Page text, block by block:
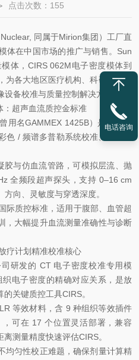
点击次数：155
同属于Mirion集团）工厂直
体在中国市场的推广与销售。Sun
体，CIRS 062M电子密度模体到
各大地区医疗机构、科研机构及
备校准与质量控制解决方案。
超声血流质控金标准
用名GAMMEX 1425B）是 Sun N
色 / 频谱多普勒系统校准、流速验
胶与仿血流管路，可模拟层流、抛
全频段超声探头，支持 0–16 cm
向、灵敏度与穿透深度。
际质控标准，适用于腹部、血管超
，大幅提升血流测量准确性与诊断
疗计划精准校准核心
研发的 CT 电子密度校准专用模
电子密度的精确对应关系，是放
关键质控工具CIRS。
等效材料，含 9 种组织等效插件
，可在 17 个位置灵活部署，兼容
测量精度快速评估CIRS。
均匀性校正难题，确保剂量计算精
电话咨询